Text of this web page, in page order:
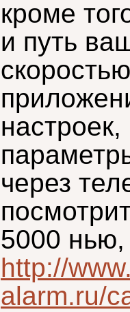
кроме
и путь
через
5000
http://
alarm.ru/